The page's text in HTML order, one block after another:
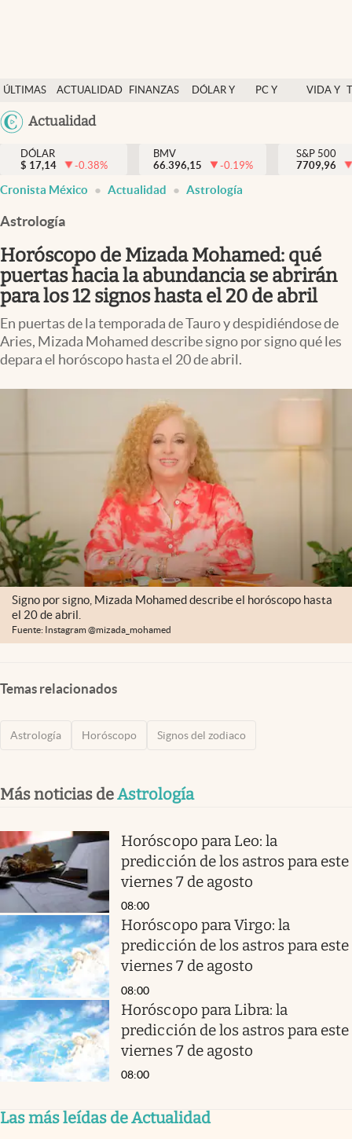
ÚLTIMAS
NOTICIAS
ACTUALIDAD
FINANZAS
DÓLAR Y
PC Y
VIDA Y
México
Actualidad
Actualidad
Finanzas y economía
Dólar y mercados
Pc y celular
Vida y estilo
Tv
Clima
Espiritualidad
abre en nueva pestaña
DÓLAR
$ 17,14 -0.38%
BMV
66.396,15
-0.19%
S&P 500
7709,96
Cronista México Actualidad Astrología
Astrología
Horóscopo de Mizada Mohamed: qué
puertas hacia la abundancia se abrirán
para los 12 signos hasta el 20 de abril
En puertas de la temporada de Tauro y despidiéndose de
Aries, Mizada Mohamed describe signo por signo qué les
depara el horóscopo hasta el 20 de abril.
Signo por signo, Mizada Mohamed describe el horóscopo hasta
el 20 de abril.
Fuente: Instagram @mizada_mohamed
Temas relacionados
Astrología Horóscopo Signos del zodiaco
Más noticias deAstrología
Horóscopo para Leo: la
predicción de los astros para este
viernes 7 de agosto
08:00
Horóscopo para Virgo: la
predicción de los astros para este
viernes 7 de agosto
08:00
Horóscopo para Libra: la
predicción de los astros para este
viernes 7 de agosto
08:00
Las más leídas de Actualidad